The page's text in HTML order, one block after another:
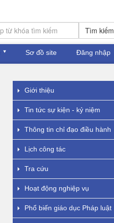
Tìm kiếm
Sơ đồ site Đăng nhập
Giới thiệu
Tin tức sự kiện - kỷ niệm
Thông tin chỉ đạo điều hành
Lịch công tác
Tra cứu
Hoạt động nghiệp vụ
Phổ biến giáo dục Pháp luật